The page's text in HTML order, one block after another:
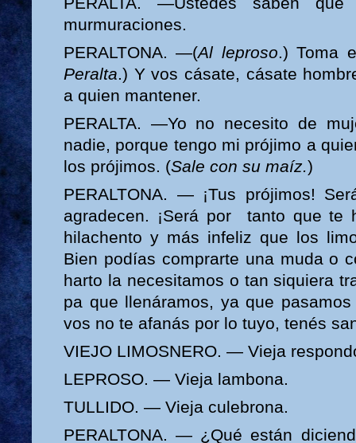
murmuraciones.
PERALTONA. —(Al leproso.) Toma
Peralta.) Y vos cásate, cásate
a quien mantener.
PERALTA. —Yo no necesito de
nadie, porque tengo mi prójimo a
los prójimos. (Sale con su maíz.)
PERALTONA. — ¡Tus prójimos!
agradecen. ¡Será por tanto que te
hilachento y más infeliz que los
Bien podías comprarte una muda o
harto la necesitamos o tan siquiera
pa que llenáramos, ya que
vos no te afanás por lo tuyo, tenés
VIEJO LIMOSNERO. — Vieja
LEPROSO. — Vieja lambona.
TULLIDO. — Vieja culebrona.
PERALTONA. — ¿Qué están